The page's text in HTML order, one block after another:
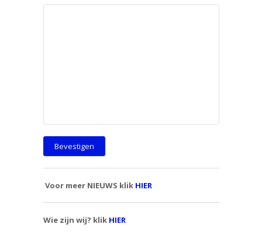
Voor meer NIEUWS klik HIER
Wie zijn wij? klik HIER